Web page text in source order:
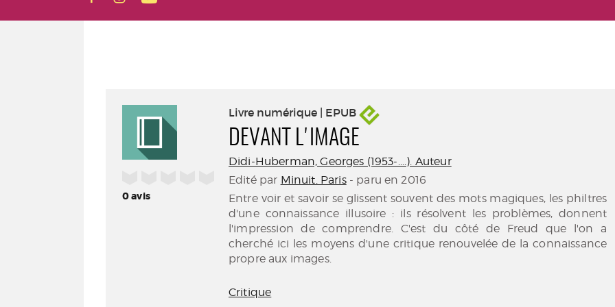
0avis
Livre numérique | EPUB
DEVANT L'IMAGE
Didi-Huberman, Georges (1953-....). Auteur
Edité par Minuit. Paris- paru en 2016
Entre voir et savoir se glissent souvent des mots magiques, les philtres
d'une connaissance illusoire : ils résolvent les problèmes, donnent
l'impression de comprendre. C'est du côté de Freud que l'on a
cherché ici les moyens d'une critique renouvelée de la connaissance
propre aux images.
Critique